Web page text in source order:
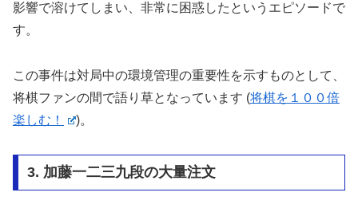
影響で溶けてしまい、非常に困惑したというエピソードで
す。
この事件は対局中の環境管理の重要性を示すものとして、
将棋ファンの間で語り草となっています​ (将棋を１００倍
楽しむ！
)​。
3. 加藤一二三九段の大量注文